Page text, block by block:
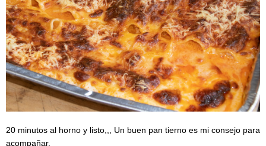
20 minutos al horno y listo,,, Un buen pan tierno es mi consejo para
acompañar.